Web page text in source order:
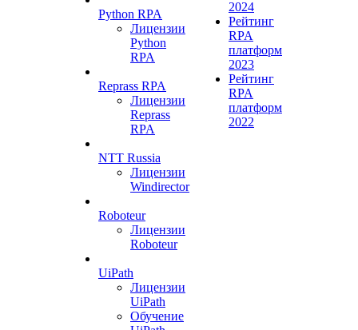
Python RPA
Лицензии
Python
RPA
Reprass RPA
Лицензии
Reprass
RPA
NTT Russia
Лицензии
Windirector
Roboteur
Лицензии
Roboteur
UiPath
Лицензии
UiPath
Обучение
2024
Рейтинг
RPA
платформ
2023
Рейтинг
RPA
платформ
2022